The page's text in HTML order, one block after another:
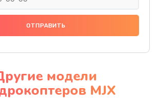
модели
MJX